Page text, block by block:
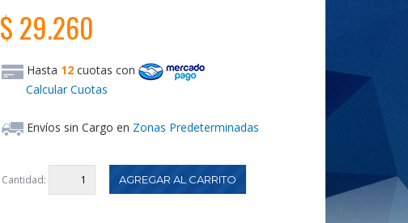
$ 29.260
Hasta 12 cuotas con
Calcular Cuotas
Envíos sin Cargo en Zonas Predeterminadas
Cantidad: